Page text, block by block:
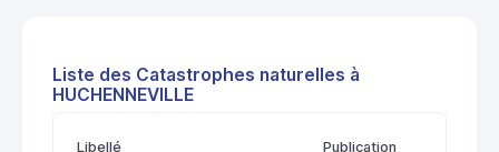
Liste des Catastrophes naturelles à
HUCHENNEVILLE
Libellé Publication